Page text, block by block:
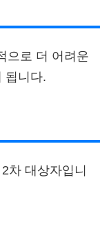
으로 더 어려운
됩니다.
차 대상자입니